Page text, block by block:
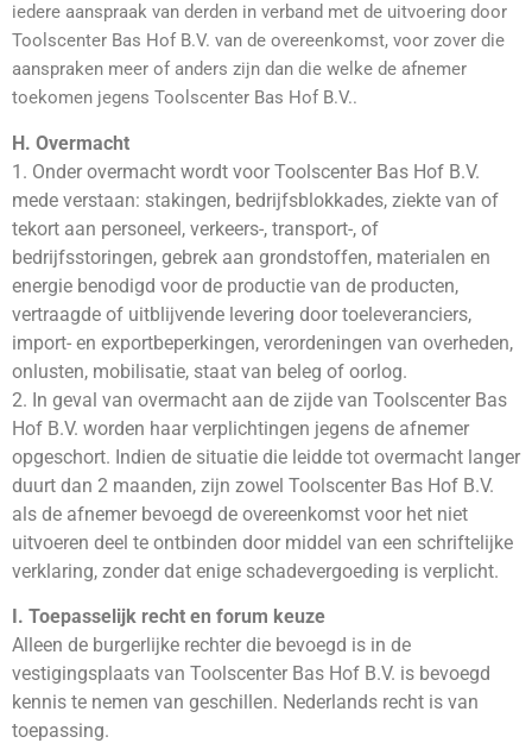
iedere aanspraak van derden in verband met de uitvoering door
Toolscenter Bas Hof B.V. van de overeenkomst, voor zover die
aanspraken meer of anders zijn dan die welke de afnemer
toekomen jegens Toolscenter Bas Hof B.V..
H. Overmacht
1. Onder overmacht wordt voor Toolscenter Bas Hof B.V.
mede verstaan: stakingen, bedrijfsblokkades, ziekte van of
tekort aan personeel, verkeers-, transport-, of
bedrijfsstoringen, gebrek aan grondstoffen, materialen en
energie benodigd voor de productie van de producten,
vertraagde of uitblijvende levering door toeleveranciers,
import- en exportbeperkingen, verordeningen van overheden,
onlusten, mobilisatie, staat van beleg of oorlog.
2. In geval van overmacht aan de zijde van Toolscenter Bas
Hof B.V. worden haar verplichtingen jegens de afnemer
opgeschort. Indien de situatie die leidde tot overmacht langer
duurt dan 2 maanden, zijn zowel Toolscenter Bas Hof B.V.
als de afnemer bevoegd de overeenkomst voor het niet
uitvoeren deel te ontbinden door middel van een schriftelijke
verklaring, zonder dat enige schadevergoeding is verplicht.
I. Toepasselijk recht en forum keuze
Alleen de burgerlijke rechter die bevoegd is in de
vestigingsplaats van Toolscenter Bas Hof B.V. is bevoegd
kennis te nemen van geschillen. Nederlands recht is van
toepassing.